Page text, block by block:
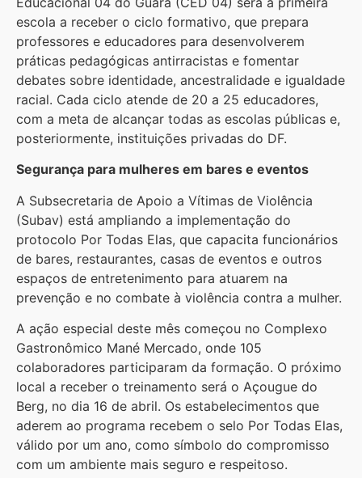
escola a receber o ciclo formativo, que prepara
professores e educadores para desenvolverem
práticas pedagógicas antirracistas e fomentar
debates sobre identidade, ancestralidade e igualdade
racial. Cada ciclo atende de 20 a 25 educadores,
com a meta de alcançar todas as escolas públicas e,
posteriormente, instituições privadas do DF.
Segurança para mulheres em bares e eventos
A Subsecretaria de Apoio a Vítimas de Violência
(Subav) está ampliando a implementação do
protocolo Por Todas Elas, que capacita funcionários
de bares, restaurantes, casas de eventos e outros
espaços de entretenimento para atuarem na
prevenção e no combate à violência contra a mulher.
A ação especial deste mês começou no Complexo
Gastronômico Mané Mercado, onde 105
colaboradores participaram da formação. O próximo
local a receber o treinamento será o Açougue do
Berg, no dia 16 de abril. Os estabelecimentos que
aderem ao programa recebem o selo Por Todas Elas,
válido por um ano, como símbolo do compromisso
com um ambiente mais seguro e respeitoso.